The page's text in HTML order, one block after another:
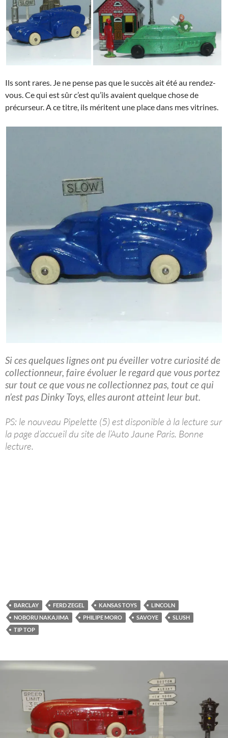
Ils sont rares. Je ne pense pas que le succès ait été au rendez-
vous. Ce qui est sûr c’est qu’ils avaient quelque chose de
précurseur. A ce titre, ils méritent une place dans mes vitrines.
Si ces quelques lignes ont pu éveiller votre curiosité de
collectionneur, faire évoluer le regard que vous portez
sur tout ce que vous ne collectionnez pas, tout ce qui
n’est pas Dinky Toys, elles auront atteint leur but.
PS: le nouveau Pipelette (5) est disponible à la lecture sur
la page d’accueil du site de l’Auto Jaune Paris. Bonne
lecture.
BARCLAY FERD ZEGEL KANSAS TOYS
LINCOLN
NOBORU NAKAJIMA
PHILIPE MORO SAVOYE
SLUSH
TIP TOP